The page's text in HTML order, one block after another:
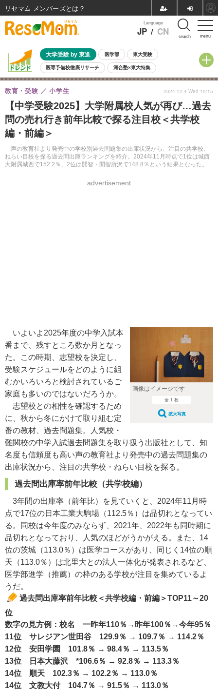
menu
Language
JP / CN search
大学受験 by 東進 医学部 東大受験
医専予備校徹底リサーチ 河合塾×東大特集
親子で考える大学選び 高校受験 中学受験 小学校受験
共通テスト 夏休み
8月開催イベント・WS 全国公立高校 過去問 人気記事
自由研究教材（小学生向け） 自由研究教材（中学生向け） ランキング
【中学受験2025】大学附属校人気が再び…過去
問の売れ行き前年比較で探る注目校＜共学校
編・前編＞
声の教育社より発売中の学校別過去問題集の出庫状況から、注目の共学校、
ねらい目校を探る過去問出庫ランキングを紹介。2024年11月時点で1位は城西
大附属城西で152.2％、2位は開智・開智所沢で148.8％という結果となった。
教育・受験 小学生
advertisement
2024.12.4 Wed 19:15
画像はイメージです
全 1 枚
拡大写真
いよいよ2025年度の中学入試本
番まで、残すところ数か月となっ
た。この時期、志望校を決定し、
受験スケジュールをどのように組
むかいろいろと検討されているご
家庭も多いのではないだろうか。
志望校との相性を確認するため
に、秋から冬にかけて取り組む定
番の教材、過去問題集。人気校・
難関校の中学入試過去問題集を取り扱う出版社として、知
名度も信頼度も高い声の教育社より発売中の過去問題集の
出庫状況から、注目の共学校・ねらい目校を探る。
過去問出庫率前年比較（共学校編）
3年間の出庫率（前年比）を見ていくと、2024年11月時
点で17位の日本工業大駒場（112.5％）は品切れとなってい
る。同校は今年度のみならず、2021年、2022年も同時期に
品切れとなっており、人気のほどがうかがえる。また、14
位の茨城（113.0％）は医学コースがあり、同じく14位の順
天（113.0％）は北里大との法人一体化が発表されるなど、
医学部進学（推薦）の枠のある学校が注目を集めているよ
うだ。
過去問出庫率前年比較＜共学校編・前編＞TOP11～20
位
数字の見方例：校名 一昨年110％→昨年100％→今年95％
11位 サレジアン世田谷 129.9％ → 109.7％ → 114.2％
12位 安田学園 101.8％ → 98.4％ → 113.5％
13位 日本大藤沢 *106.6％ → 92.8％ → 113.3％
14位 順天 102.3％ → 102.2％ → 113.0％
14位 文教大付 104.7％ → 91.5％ → 113.0％
リセマム メンバーズ